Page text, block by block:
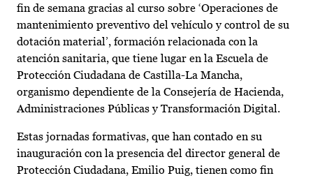
fin de semana gracias al curso sobre ‘Operaciones de
mantenimiento preventivo del vehículo y control de su
dotación material’, formación relacionada con la
atención sanitaria, que tiene lugar en la Escuela de
Protección Ciudadana de Castilla-La Mancha,
organismo dependiente de la Consejería de Hacienda,
Administraciones Públicas y Transformación Digital.
Estas jornadas formativas, que han contado en su
inauguración con la presencia del director general de
Protección Ciudadana, Emilio Puig, tienen como fin